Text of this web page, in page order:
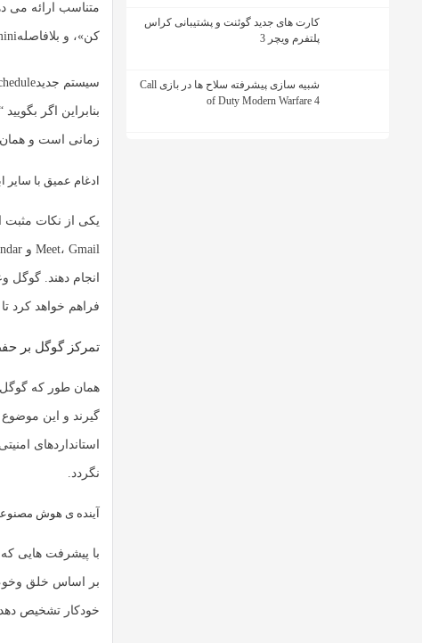
کارت های جدید گوئنت و پشتیبانی کراس
پلتفرم ویچر 3
شبیه سازی پیشرفته سلاح ها در بازی Call
of Duty Modern Warfare 4
متناسب ارائه می
کن»، و بلافاصله
سیستم جدید
زمانی است و همان
ادغام عمیق با سایر
یکی از نکات مثبت
انجام دهند. گوگل
فراهم خواهد کرد
تمرکز گوگل بر
همان طور که گوگل
گیرند و این موضوع
استانداردهای
نگردد.
آینده ی هوش
با پیشرفت هایی
بر اساس خلق وخو،
خودکار تشخیص دهد